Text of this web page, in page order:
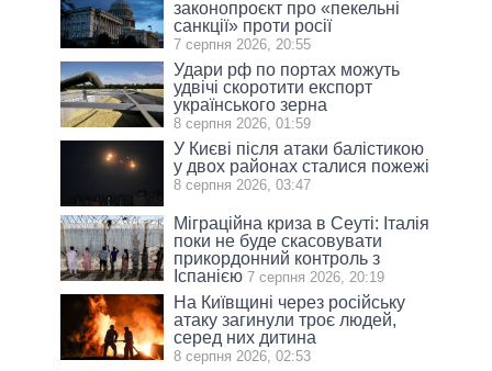
законопроєкт про «пекельні
санкції» проти росії
7 серпня 2026, 20:55
Удари рф по портах можуть
удвічі скоротити експорт
українського зерна
8 серпня 2026, 01:59
У Києві після атаки балістикою
у двох районах сталися пожежі
8 серпня 2026, 03:47
Міграційна криза в Сеуті: Італія
поки не буде скасовувати
прикордонний контроль з
Іспанією 7 серпня 2026, 20:19
На Київщині через російську
атаку загинули троє людей,
серед них дитина
8 серпня 2026, 02:53